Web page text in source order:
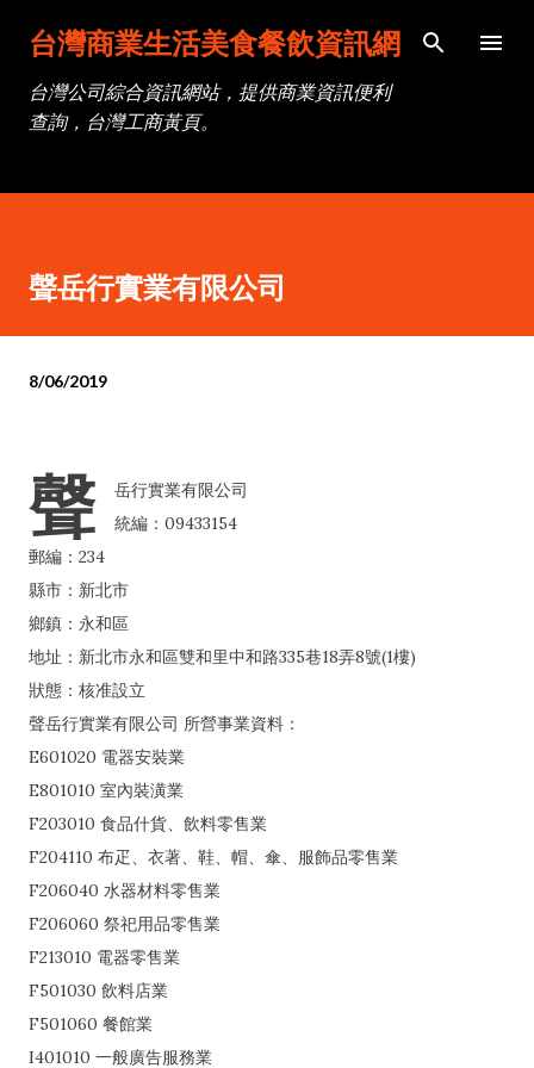
跳到主要內容
台灣商業生活美食餐飲資訊網
台灣公司綜合資訊網站，提供商業資訊便利
查詢，台灣工商黃頁。
聲岳行實業有限公司
8/06/2019
聲
岳行實業有限公司
統編：09433154
郵編：234
縣市：新北市
鄉鎮：永和區
地址：新北市永和區雙和里中和路335巷18弄8號(1樓)
狀態：核准設立
聲岳行實業有限公司 所營事業資料：
E601020 電器安裝業
E801010 室內裝潢業
F203010 食品什貨、飲料零售業
F204110 布疋、衣著、鞋、帽、傘、服飾品零售業
F206040 水器材料零售業
F206060 祭祀用品零售業
F213010 電器零售業
F501030 飲料店業
F501060 餐館業
I401010 一般廣告服務業